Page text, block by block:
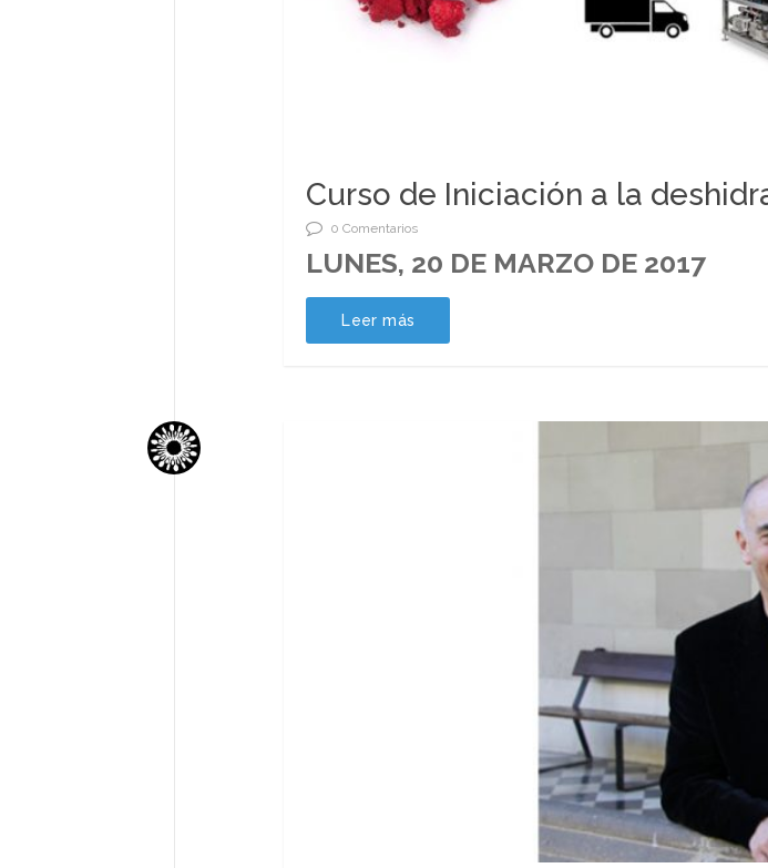
Curso de Iniciación a la
0 Comentarios
LUNES, 20 DE MARZO DE 2017
Leer más